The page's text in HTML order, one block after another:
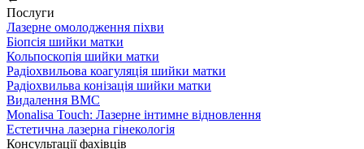
Послуги
Лазерне омолодження піхви
Біопсія шийки матки
Кольпоскопія шийки матки
Радіохвильова коагуляція шийки матки
Радіохвильва конізація шийки матки
Видалення ВМС
Monalisa Touch: Лазерне інтимне відновлення
Естетична лазерна гінекологія
Консультації фахівців